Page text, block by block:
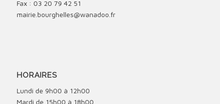
Fax : 03 20 79 42 51
mairie.bourghelles@wanadoo.fr
HORAIRES
Lundi de 9h00 à 12h00
Mardi de 15h00 à 18h00